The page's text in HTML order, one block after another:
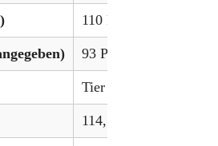
110 PS (82,0 kW)
93 PS (69,4 kW)
Tier IV
114,7 L (30,3 gal)